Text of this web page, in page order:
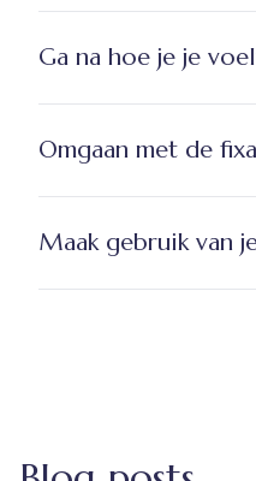
Ga na hoe je je
Omgaan met de
Maak gebruik van